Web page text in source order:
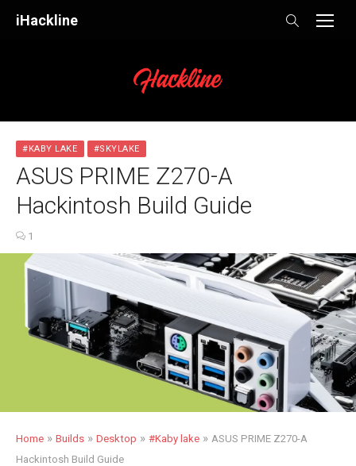
iHackline
#KABY LAKE #SKYLAKE
ASUS PRIME Z270-A
Hackintosh Build Guide
1
Home » Builds » Desktop » #Kaby lake » ASUS PRIME Z270-A
Hackintosh Build Guide